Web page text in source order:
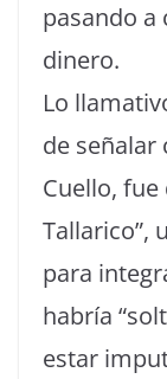
pasando a
dinero.
Lo
de señalar
Cuello, fue
Tallarico”,
para
habría
estar